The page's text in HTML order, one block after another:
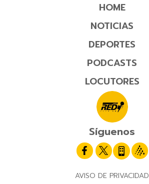
HOME
NOTICIAS
DEPORTES
PODCASTS
LOCUTORES
Síguenos
AVISO DE PRIVACIDAD